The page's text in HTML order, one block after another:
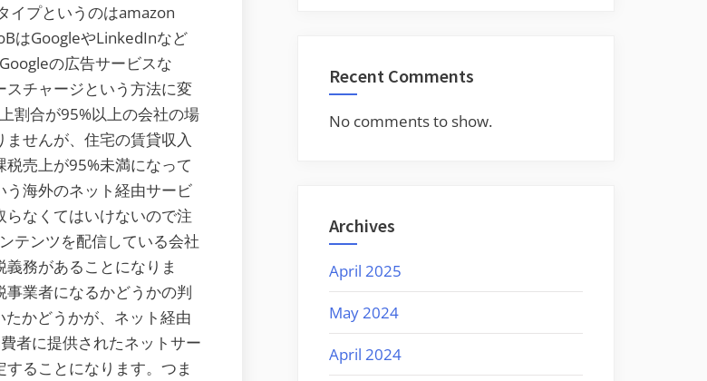
り
扱
い
が
変
わ
り
ま
し
た。
い
わ
ゆ
る
リ
イプというのはamazon
はGoogleやLinkedInなど
の広告サービスな
チャージという方法に変
割合が95%以上の会社の場
せんが、住宅の賃貸収入
売上が95%未満になって
海外のネット経由サービ
なくてはいけないので注
テンツを配信している会社
務があることになりま
業者になるかどうかの判
かどうかが、ネット経由
者に提供されたネットサー
ることになります。つま
Recent Comments
No comments to show.
Archives
April 2025
May 2024
April 2024